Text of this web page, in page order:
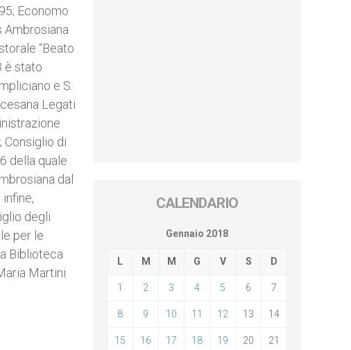
Economo
Ambrosiana
“Beato
è stato
e S.
Legati
Consiglio di
della quale
dal
degli
per le
Biblioteca
Martini
CALENDARIO
Gennaio 2018
L M M G V S D
1 2 3 4 5 6 7
8 9 10 11 12 13 14
15 16 17 18 19 20 21